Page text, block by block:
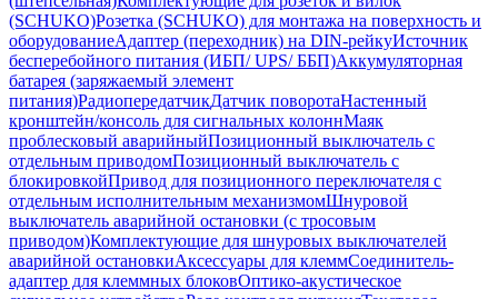
(SCHUKO)Розетка (SCHUKO) для монтажа на поверхность и
оборудованиеАдаптер (переходник) на DIN-рейкуИсточник
бесперебойного питания (ИБП/ UPS/ ББП)Аккумуляторная
батарея (заряжаемый элемент
питания)РадиопередатчикДатчик поворотаНастенный
кронштейн/консоль для сигнальных колоннМаяк
проблесковый аварийныйПозиционный выключатель с
отдельным приводомПозиционный выключатель с
блокировкойПривод для позиционного переключателя с
отдельным исполнительным механизмомШнуровой
выключатель аварийной остановки (с тросовым
приводом)Комплектующие для шнуровых выключателей
аварийной остановкиАксессуары для клеммСоединитель-
адаптер для клеммных блоковОптико-акустическое